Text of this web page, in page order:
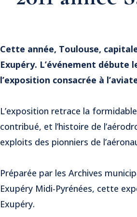
Cette année, Toulouse,
Exupéry. L’événement débute
l’exposition consacrée à
L’exposition retrace la
contribué, et l’histoire de
exploits des pionniers de
Préparée par les Archives
Exupéry Midi-Pyrénées, cette
Exupéry.